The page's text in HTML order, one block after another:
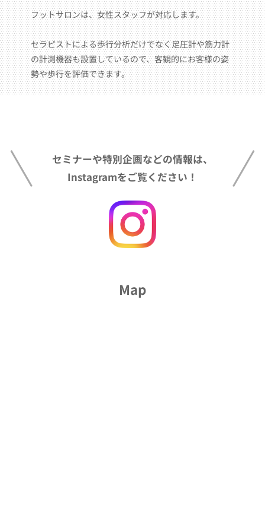
フットサロンは、女性スタッフが対応します。
セラピストによる歩行分析だけでなく足圧計や筋力計
の計測機器も設置しているので、客観的にお客様の姿
勢や歩行を評価できます。
セミナーや特別企画などの情報は、
Instagramをご覧ください！
Map